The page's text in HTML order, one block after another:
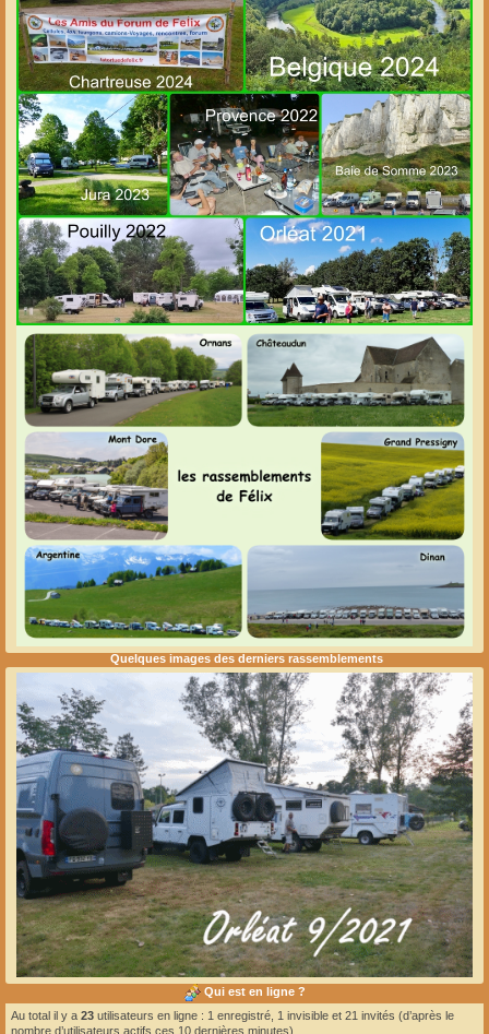
Quelques images des derniers rassemblements
Qui est en ligne ?
Au total il y a 23 utilisateurs en ligne : 1 enregistré, 1 invisible et 21 invités (d’après le
nombre d’utilisateurs actifs ces 10 dernières minutes)